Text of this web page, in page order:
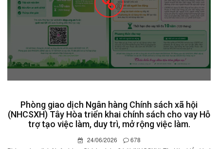
Phòng giao dịch Ngân hàng Chính sách xã hội
(NHCSXH) Tây Hòa triển khai chính sách cho vay Hỗ
trợ tạo việc làm, duy trì, mở rộng việc làm.
24/06/2026
678